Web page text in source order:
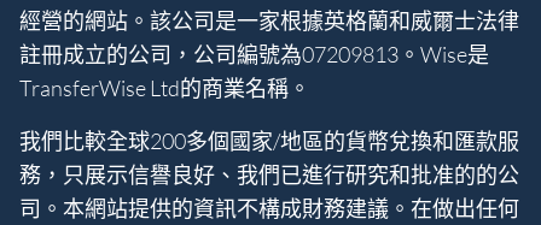
經營的網站。該公司是一家根據英格蘭和威爾士法律
註冊成立的公司，公司編號為07209813。Wise是
TransferWise Ltd的商業名稱。
我們比較全球200多個國家/地區的貨幣兌換和匯款服
務，只展示信譽良好、我們已進行研究和批准的的公
司。本網站提供的資訊不構成財務建議。在做出任何